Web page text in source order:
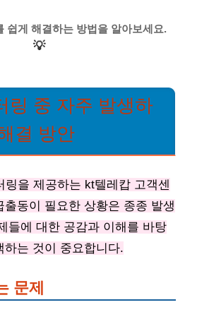
쉽게 해결하는 방법을 알아보세요.
💡
링 중 자주 발생하
결 방안
링을 제공하는 kt텔레캅 고객센
출동이 필요한 상황은 종종 발생
들에 대한 공감과 이해를 바탕
하는 것이 중요합니다.
문제